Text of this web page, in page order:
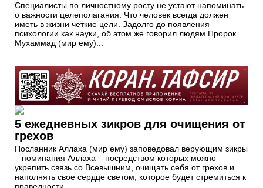
Специалисты по личностному росту не устают напоминать
о важности целеполагания. Что человек всегда должен
иметь в жизни четкие цели. Задолго до появления
психологии как науки, об этом же говорил людям Пророк
Мухаммад (мир ему)...
5 ежедневных зикров для очищения от
грехов
Посланник Аллаха (мир ему) заповедовал верующим зикры
– поминания Аллаха – посредством которых можно
укрепить связь со Всевышним, очищать себя от грехов и
наполнять свое сердце светом, которое будет стремиться к
праведности...